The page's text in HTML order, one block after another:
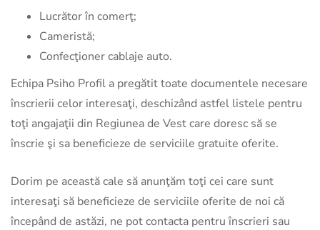
Lucrător în comerţ;
Cameristă;
Confecţioner cablaje auto.
Echipa Psiho Profil a pregătit toate documentele necesare
înscrierii celor interesaţi, deschizând astfel listele pentru
toţi angajaţii din Regiunea de Vest care doresc să se
înscrie şi sa beneficieze de serviciile gratuite oferite.
Dorim pe această cale să anunţăm toţi cei care sunt
interesaţi să beneficieze de serviciile oferite de noi că
începând de astăzi, ne pot contacta pentru înscrieri sau